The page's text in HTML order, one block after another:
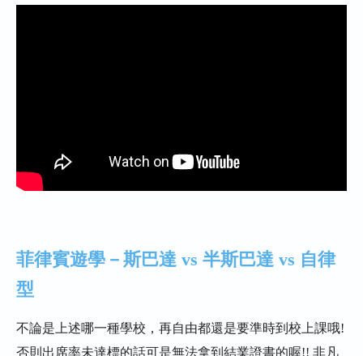
菲律賓遊學－斯巴達 vs 半斯巴達 vs 自律
型
不論是上述哪一種學校，再自由都還是要準時到校上課哦!
否則出席率未達標的話可是無法拿到結業證書的喔!! 非凡